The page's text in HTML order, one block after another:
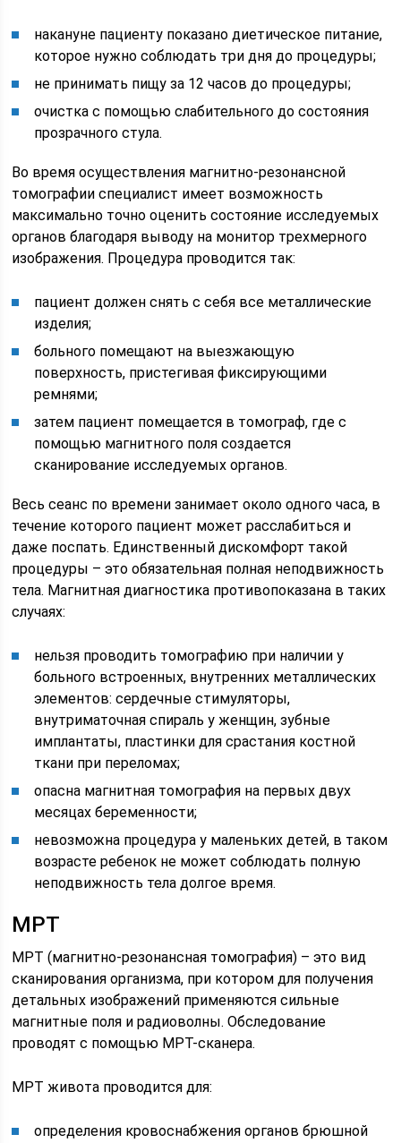
накануне пациенту показано диетическое питание,
которое нужно соблюдать три дня до процедуры;
не принимать пищу за 12 часов до процедуры;
очистка с помощью слабительного до состояния
прозрачного стула.
Во время осуществления магнитно-резонансной
томографии специалист имеет возможность
максимально точно оценить состояние исследуемых
органов благодаря выводу на монитор трехмерного
изображения. Процедура проводится так:
пациент должен снять с себя все металлические
изделия;
больного помещают на выезжающую
поверхность, пристегивая фиксирующими
ремнями;
затем пациент помещается в томограф, где с
помощью магнитного поля создается
сканирование исследуемых органов.
Весь сеанс по времени занимает около одного часа, в
течение которого пациент может расслабиться и
даже поспать. Единственный дискомфорт такой
процедуры – это обязательная полная неподвижность
тела. Магнитная диагностика противопоказана в таких
случаях:
нельзя проводить томографию при наличии у
больного встроенных, внутренних металлических
элементов: сердечные стимуляторы,
внутриматочная спираль у женщин, зубные
имплантаты, пластинки для срастания костной
ткани при переломах;
опасна магнитная томография на первых двух
месяцах беременности;
невозможна процедура у маленьких детей, в таком
возрасте ребенок не может соблюдать полную
неподвижность тела долгое время.
МРТ
МРТ (магнитно-резонансная томография) – это вид
сканирования организма, при котором для получения
детальных изображений применяются сильные
магнитные поля и радиоволны. Обследование
проводят с помощью МРТ-сканера.
МРТ живота проводится для:
определения кровоснабжения органов брюшной